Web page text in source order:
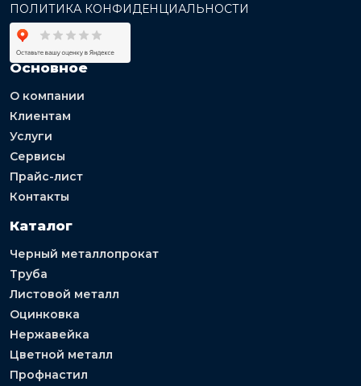
ПОЛИТИКА КОНФИДЕНЦИАЛЬНОСТИ
Основное
О компании
Клиентам
Услуги
Сервисы
Прайс-лист
Контакты
Каталог
Черный металлопрокат
Труба
Листовой металл
Оцинковка
Нержавейка
Цветной металл
Профнастил